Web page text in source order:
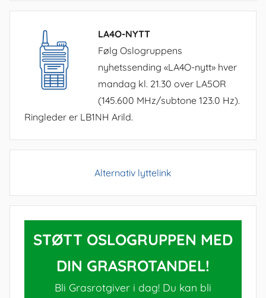
LA4O-NYTT
Følg Oslogruppens
nyhetssending «LA4O-nytt» hver
mandag kl. 21.30 over LA5OR
(145.600 MHz/subtone 123.0 Hz).
Ringleder er LB1NH Arild.
Alternativ lyttelink
STØTT OSLOGRUPPEN MED
DIN GRASROTANDEL!
Bli Grasrotgiver i dag! Du kan bli